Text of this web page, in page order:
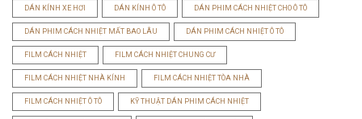
DÁN KÍNH XE HƠI DÁN KÍNH Ô TÔ DÁN PHIM CÁCH NHIỆT CHO Ô TÔ
DÁN PHIM CÁCH NHIỆT MẤT BAO LÂU DÁN PHIM CÁCH NHIỆT Ô TÔ
FILM CÁCH NHIỆT FILM CÁCH NHIỆT CHUNG CƯ
FILM CÁCH NHIỆT NHÀ KÍNH FILM CÁCH NHIỆT TÒA NHÀ
FILM CÁCH NHIỆT Ô TÔ KỸ THUẬT DÁN PHIM CÁCH NHIỆT